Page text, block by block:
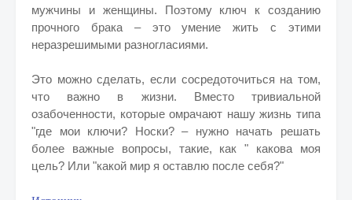
мужчины и женщины. Поэтому ключ к созданию
прочного брака – это умение жить с этими
неразрешимыми разногласиями.
Это можно сделать, если сосредоточиться на том,
что важно в жизни. Вместо тривиальной
озабоченности, которые омрачают нашу жизнь типа
"где мои ключи? Носки? – нужно начать решать
более важные вопросы, такие, как " какова моя
цель? Или "какой мир я оставлю после себя?"